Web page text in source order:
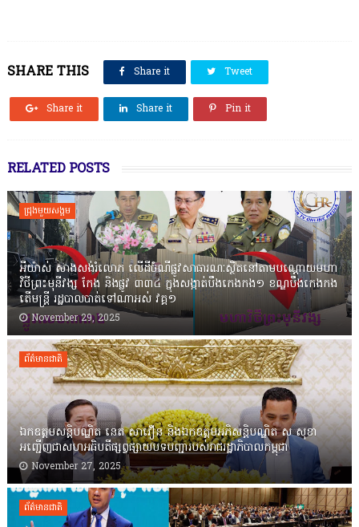
SHARE THIS Share it Tweet
Share it Share it Pin it
RELATED POSTS
ជ្រុងមួយសង្គម
អីយ៉ាស់ សាងសង់រំលោភ លើដីចំណីផ្លូវសាធារណៈស្ថិតនៅតាមបណ្ដោយមហា
វិថីព្រះមុនីវង្ស កែង និងផ្លូវ ៣៣៤ ក្នុងសង្កាត់បឹងកេងកង១ ខណ្ឌបឹងកេងកង
តើមន្ត្រី រដ្ឋបាលបាត់ទៅណាអស់ វគ្គ១
November 29, 2025
ព័ត៌មានជាតិ
ឯកឧត្តមសន្តិបណ្ឌិត នេត សាវឿន និងឯកឧត្តមអភិសន្តិបណ្ឌិត ស សុខា
អញ្ជើញជាសហអធិបតីផ្សព្វផ្សាយបទបញ្ជារបស់រាជរដ្ឋាភិបាលកម្ពុជា
November 27, 2025
ព័ត៌មានជាតិ